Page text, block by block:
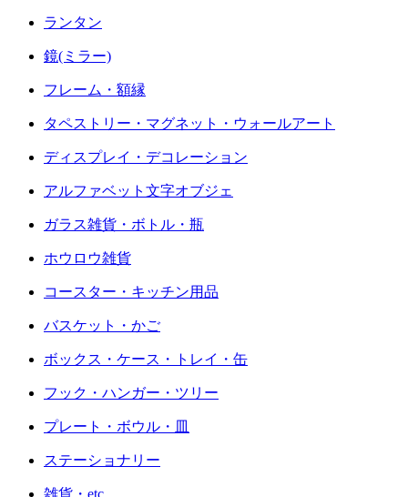
ランタン
鏡(ミラー)
フレーム・額縁
タペストリー・マグネット・ウォールアート
ディスプレイ・デコレーション
アルファベット文字オブジェ
ガラス雑貨・ボトル・瓶
ホウロウ雑貨
コースター・キッチン用品
バスケット・かご
ボックス・ケース・トレイ・缶
フック・ハンガー・ツリー
プレート・ボウル・皿
ステーショナリー
雑貨・etc